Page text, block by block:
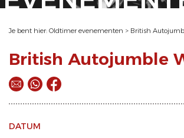
Je bent hier: Oldtimer evenementen > British
British Autojumble
DATUM